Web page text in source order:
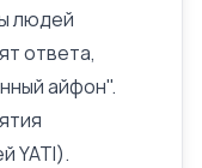
людей
ответа,
айфон".
YATI).